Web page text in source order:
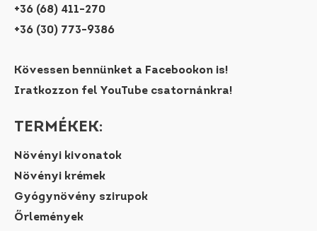
+36 (68) 411-270
+36 (30) 773-9386
Kövessen bennünket a Facebookon is!
Iratkozzon fel YouTube csatornánkra!
TERMÉKEK:
Növényi kivonatok
Növényi krémek
Gyógynövény szirupok
Őrlemények